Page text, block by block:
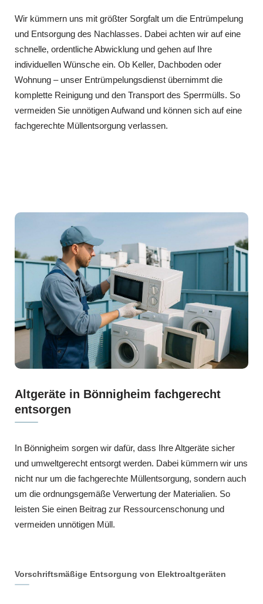
Wir kümmern uns mit größter Sorgfalt um die Entrümpelung
und Entsorgung des Nachlasses. Dabei achten wir auf eine
schnelle, ordentliche Abwicklung und gehen auf Ihre
individuellen Wünsche ein. Ob Keller, Dachboden oder
Wohnung – unser Entrümpelungsdienst übernimmt die
komplette Reinigung und den Transport des Sperrmülls. So
vermeiden Sie unnötigen Aufwand und können sich auf eine
fachgerechte Müllentsorgung verlassen.
Altgeräte in Bönnigheim fachgerecht
entsorgen
In Bönnigheim sorgen wir dafür, dass Ihre Altgeräte sicher
und umweltgerecht entsorgt werden. Dabei kümmern wir uns
nicht nur um die fachgerechte Müllentsorgung, sondern auch
um die ordnungsgemäße Verwertung der Materialien. So
leisten Sie einen Beitrag zur Ressourcenschonung und
vermeiden unnötigen Müll.
Vorschriftsmäßige Entsorgung von Elektroaltgeräten